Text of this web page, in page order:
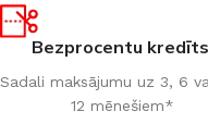
Bezprocentu
Sadali maksājumu uz 3, 6
12 mēnešiem*